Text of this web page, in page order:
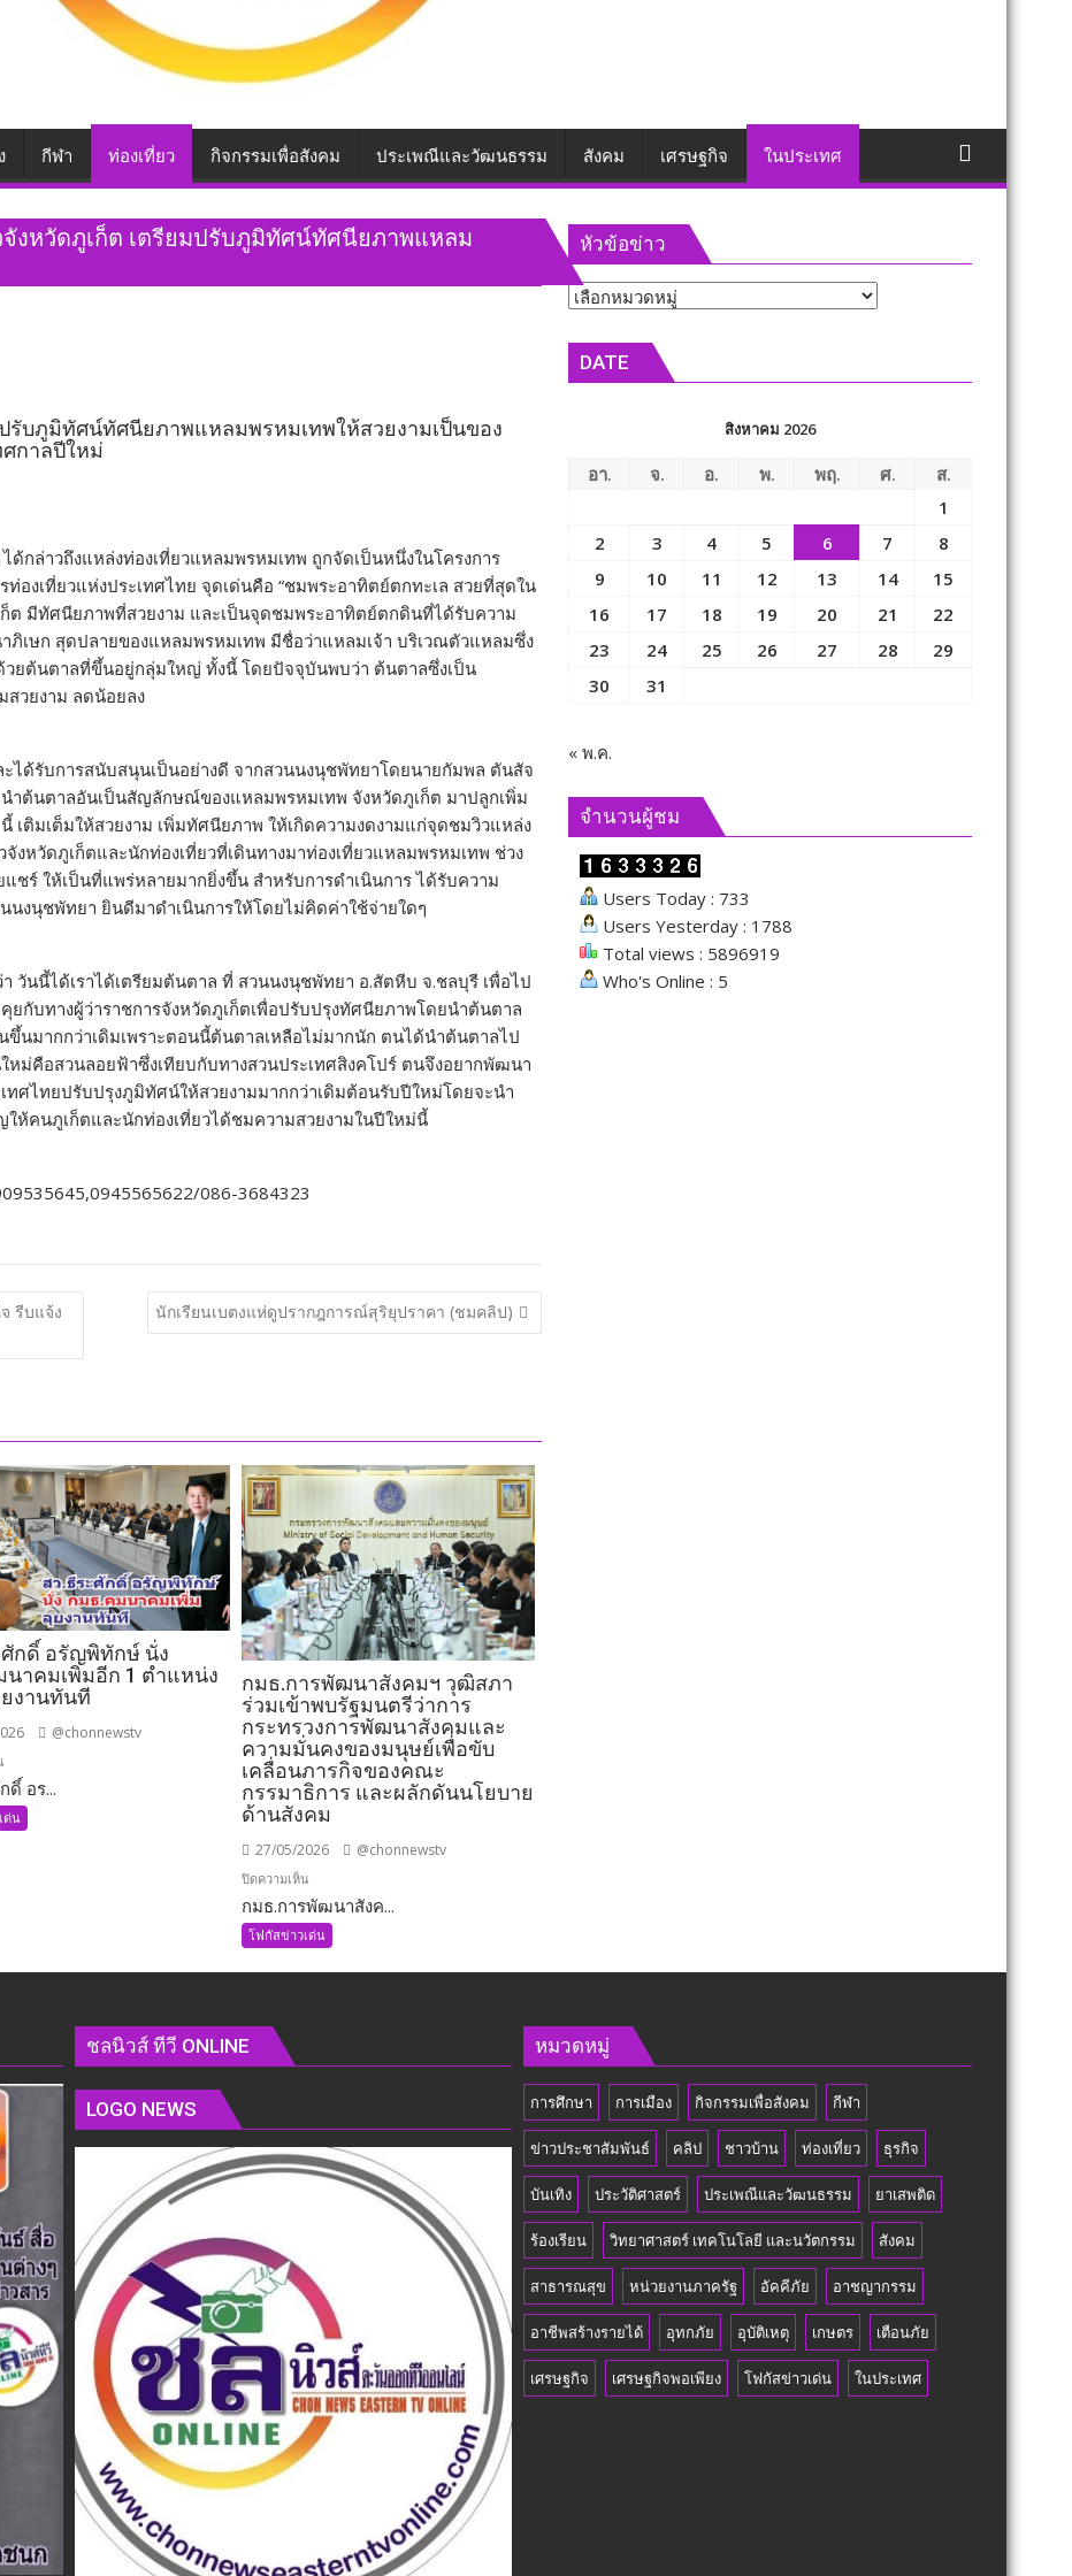
กีฬา ท่องเที่ยว กิจกรรมเพื่อสังคม ประเพณีและวัฒนธรรม สังคม เศรษฐกิจ ในประเทศ
หวัดภูเก็ต เตรียมปรับภูมิทัศน์ทัศนียภาพแหลม
รับภูมิทัศน์ทัศนียภาพแหลมพรหมเทพให้สวยงามเป็นของ
กาลปีใหม่
กล่าวถึงแหล่งท่องเที่ยวแหลมพรหมเทพ ถูกจัดเป็นหนึ่งในโครงการ
องเที่ยวแห่งประเทศไทย จุดเด่นคือ “ชมพระอาทิตย์ตกทะเล สวยที่สุดใน
ต มีทัศนียภาพที่สวยงาม และเป็นจุดชมพระอาทิตย์ตกดินที่ได้รับความ
เษก สุดปลายของแหลมพรหมเทพ มีชื่อว่าแหลมเจ้า บริเวณตัวแหลมซึ่ง
ยต้นตาลที่ขึ้นอยู่กลุ่มใหญ่ ทั้งนี้ โดยปัจจุบันพบว่า ต้นตาลซึ่งเป็น
วยงาม ลดน้อยลง
ได้รับการสนับสนุนเป็นอย่างดี จากสวนนงนุชพัทยาโดยนายกัมพล ตันสัจ
ำต้นตาลอันเป็นสัญลักษณ์ของแหลมพรหมเทพ จังหวัดภูเก็ต มาปลูกเพิ่ม
เติมเต็มให้สวยงาม เพิ่มทัศนียภาพ ให้เกิดความงดงามแก่จุดชมวิวแหล่ง
งหวัดภูเก็ตและนักท่องเที่ยวที่เดินทางมาท่องเที่ยวแหลมพรหมเทพ ช่วง
ร์ ให้เป็นที่แพร่หลายมากยิ่งขึ้น สำหรับการดำเนินการ ได้รับความ
นงนุชพัทยา ยินดีมาดำเนินการให้โดยไม่คิดค่าใช้จ่ายใดๆ
วันนี้ได้เราได้เตรียมต้นตาล ที่ สวนนงนุชพัทยา อ.สัตหีบ จ.ชลบุรี เพื่อไป
กับทางผู้ว่าราชการจังหวัดภูเก็ตเพื่อปรับปรุงทัศนียภาพโดยนำต้นตาล
นมากกว่าเดิมเพราะตอนนี้ต้นตาลเหลือไม่มากนัก ตนได้นำต้นตาลไป
ม่คือสวนลอยฟ้าซึ่งเทียบกับทางสวนประเทศสิงคโปร์ ตนจึงอยากพัฒนา
ทศไทยปรับปรุงภูมิทัศน์ให้สวยงามมากกว่าเดิมต้อนรับปีใหม่โดยจะนำ
ห้คนภูเก็ตและนักท่องเที่ยวได้ชมความสวยงามในปีใหม่นี้
086-3684323
รีบแจ้ง
นักเรียนเบตงแห่ดูปรากฎการณ์สุริยุปราคา (ชมคลิป)
ศักดิ์ อรัญพิทักษ์ นั่ง
นาคมเพิ่มอีก 1 ตำแหน่ง
งานทันที
@chonnewstv
สว.ธีร
ะ
ศักดิ์
พร้อม
ลุย
งาน
ทันที
ดิ์ อร...
ด่น
กมธ.การพัฒนาสังคมฯ วุฒิสภา
ร่วมเข้าพบรัฐมนตรีว่าการ
กระทรวงการพัฒนาสังคมและ
ความมั่นคงของมนุษย์เพื่อขับ
เคลื่อนภารกิจของคณะ
กรรมาธิการ และผลักดันนโยบาย
ด้านสังคม
27/05/2026 @chonnewstv
ปิดความเห็น
กมธ.การ
พัฒนา
สังคมฯ
กระทรวง
การ
พัฒนา
มั่นคง
ของ
มนุษย์
เพื่อ
ขับ
เคลื่อน
ภารกิจ
ของ
ผลัก
กมธ.การพัฒนาสังค...
โฟกัสข่าวเด่น
หัวข้อข่าว
หัวข้อ
DATE
สิงหาคม 2026
อา. จ. อ. พ. พฤ. ศ.
ส.
1
2
3 4 5 6 7
8
9
10 11 12 13 14
15
16
17 18 19 20 21
22
23
24 25 26 27 28
29
30
31
« พ.ค.
จำนวนผู้ชม
Users Today : 733
Users Yesterday : 1788
Total views : 5896919
Who's Online : 5
ชลนิวส์ ทีวี ONLINE
LOGO NEWS
หมวดหมู่
การศึกษา การเมือง กิจกรรมเพื่อสังคม กีฬา
ข่าวประชาสัมพันธ์ คลิป ชาวบ้าน ท่องเที่ยว ธุรกิจ
บันเทิง ประวัติศาสตร์ ประเพณีและวัฒนธรรม ยาเสพติด
ร้องเรียน วิทยาศาสตร์ เทคโนโลยี และนวัตกรรม สังคม
สาธารณสุข หน่วยงานภาครัฐ อัคคีภัย อาชญากรรม
อาชีพสร้างรายได้ อุทกภัย อุบัติเหตุ เกษตร เตือนภัย
เศรษฐกิจ เศรษฐกิจพอเพียง โฟกัสข่าวเด่น ในประเทศ